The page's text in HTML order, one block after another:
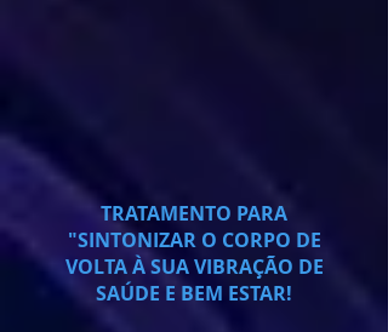
TRATAMENTO PARA
"SINTONIZAR O CORPO DE
VOLTA À SUA VIBRAÇÃO DE
SAÚDE E BEM ESTAR!